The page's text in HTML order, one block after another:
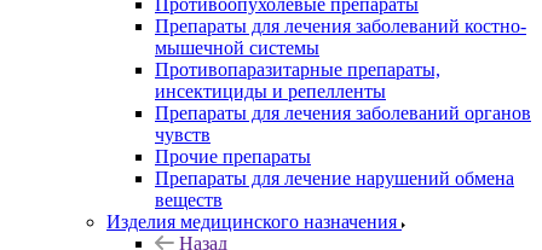
Противоопухолевые препараты
Препараты для лечения заболеваний костно-
мышечной системы
Противопаразитарные препараты,
инсектициды и репелленты
Препараты для лечения заболеваний органов
чувств
Прочие препараты
Препараты для лечение нарушений обмена
веществ
Изделия медицинского назначения
Назад